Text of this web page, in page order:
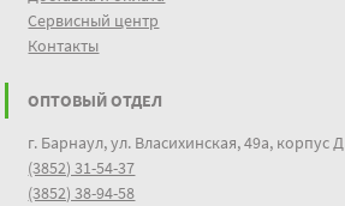
Сервисный центр
Контакты
ОПТОВЫЙ ОТДЕЛ
г. Барнаул, ул. Власихинская, 49а, корпус Д
(3852) 31-54-37
(3852) 38-94-58